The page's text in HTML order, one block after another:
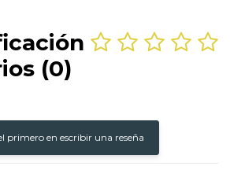
(0)
primero en escribir una reseña